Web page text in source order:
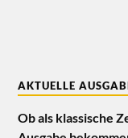
AKTUELLE
Ob als klassische